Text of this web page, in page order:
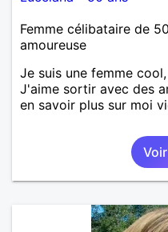
Femme célibataire de
amoureuse
Je suis une femme
J'aime sortir avec des
en savoir plus sur moi